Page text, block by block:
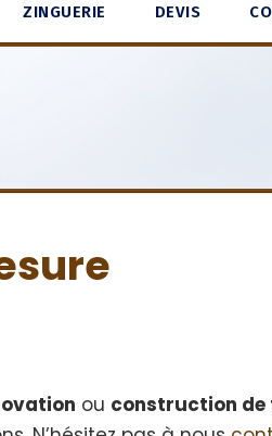
ZINGUERIE DEVIS
ou construction